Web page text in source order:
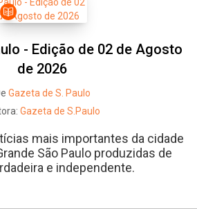
- Edição de 02 de Agosto
de 2026
Gazeta de S. Paulo
Gazeta de S.Paulo
mais importantes da cidade
São Paulo produzidas de
e independente.